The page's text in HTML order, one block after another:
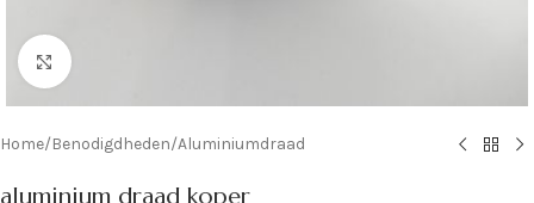
Klik om te vergroten
Home/Benodigdheden/Aluminiumdraad
aluminium draad koper